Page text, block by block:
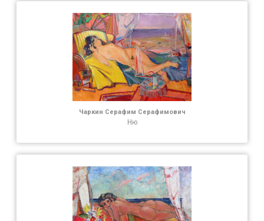
Чаркин Серафим Серафимович
Ню